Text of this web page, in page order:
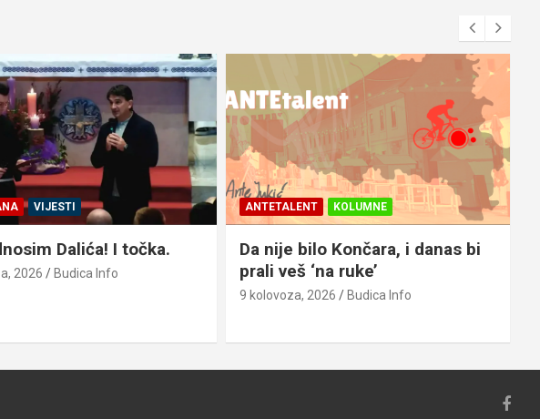
VIJESTI
Dalića! I točka.
2026 Budica Info
ANTETALENT KOLUMNE
Da nije bilo Končara, i danas bi
prali veš ‘na ruke’
9 kolovoza, 2026 Budica Info